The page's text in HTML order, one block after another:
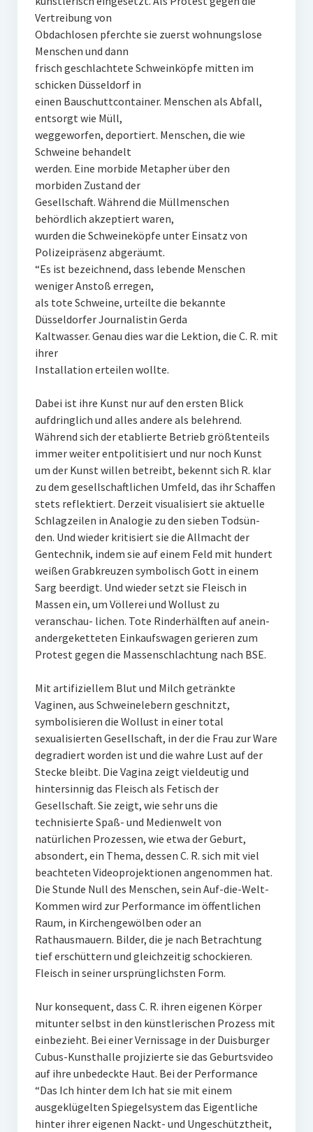
Vertreibung von
Obdachlosen pferchte sie zuerst wohnungslose
Menschen und dann
frisch geschlachtete Schweinköpfe mitten im
schicken Düsseldorf in
einen Bauschuttcontainer. Menschen als Abfall,
entsorgt wie Müll,
weggeworfen, deportiert. Menschen, die wie
Schweine behandelt
werden. Eine morbide Metapher über den
morbiden Zustand der
Gesellschaft. Während die Müllmenschen
behördlich akzeptiert waren,
wurden die Schweineköpfe unter Einsatz von
Polizeipräsenz abgeräumt.
“Es ist bezeichnend, dass lebende Menschen
weniger Anstoß erregen,
als tote Schweine, urteilte die bekannte
Düsseldorfer Journalistin Gerda
Kaltwasser. Genau dies war die Lektion, die C. R. mit
ihrer
Installation erteilen wollte.
Dabei ist ihre Kunst nur auf den ersten Blick
aufdringlich und alles andere als belehrend.
Während sich der etablierte Betrieb größtenteils
immer weiter entpolitisiert und nur noch Kunst
um der Kunst willen betreibt, bekennt sich R. klar
zu dem gesellschaftlichen Umfeld, das ihr Schaffen
stets reflektiert. Derzeit visualisiert sie aktuelle
Schlagzeilen in Analogie zu den sieben Todsün-
den. Und wieder kritisiert sie die Allmacht der
Gentechnik, indem sie auf einem Feld mit hundert
weißen Grabkreuzen symbolisch Gott in einem
Sarg beerdigt. Und wieder setzt sie Fleisch in
Massen ein, um Völlerei und Wollust zu
veranschau- lichen. Tote Rinderhälften auf anein-
andergeketteten Einkaufswagen gerieren zum
Protest gegen die Massenschlachtung nach BSE.
Mit artifiziellem Blut und Milch getränkte
Vaginen, aus Schweinelebern geschnitzt,
symbolisieren die Wollust in einer total
sexualisierten Gesellschaft, in der die Frau zur Ware
degradiert worden ist und die wahre Lust auf der
Stecke bleibt. Die Vagina zeigt vieldeutig und
hintersinnig das Fleisch als Fetisch der
Gesellschaft. Sie zeigt, wie sehr uns die
technisierte Spaß- und Medienwelt von
natürlichen Prozessen, wie etwa der Geburt,
absondert, ein Thema, dessen C. R. sich mit viel
beachteten Videoprojektionen angenommen hat.
Die Stunde Null des Menschen, sein Auf-die-Welt-
Kommen wird zur Performance im öffentlichen
Raum, in Kirchengewölben oder an
Rathausmauern. Bilder, die je nach Betrachtung
tief erschüttern und gleichzeitig schockieren.
Fleisch in seiner ursprünglichsten Form.
Nur konsequent, dass C. R. ihren eigenen Körper
mitunter selbst in den künstlerischen Prozess mit
einbezieht. Bei einer Vernissage in der Duisburger
Cubus-Kunsthalle projizierte sie das Geburtsvideo
auf ihre unbedeckte Haut. Bei der Performance
“Das Ich hinter dem Ich hat sie mit einem
ausgeklügelten Spiegelsystem das Eigentliche
hinter ihrer eigenen Nackt- und Ungeschütztheit,